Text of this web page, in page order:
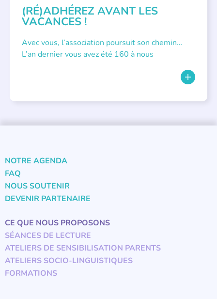
(RÉ)ADHÉREZ AVANT LES
VACANCES !
Avec vous, l’association poursuit son chemin…
L’an dernier vous avez été 160 à nous
NOTRE AGENDA
FAQ
NOUS SOUTENIR
DEVENIR PARTENAIRE
CE QUE NOUS PROPOSONS
SÉANCES DE LECTURE
ATELIERS DE SENSIBILISATION PARENTS
ATELIERS SOCIO-LINGUISTIQUES
FORMATIONS